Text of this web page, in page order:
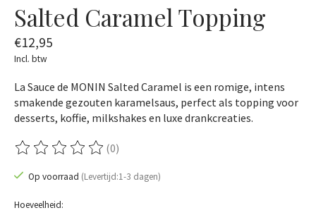
Salted Caramel Topping
€12,95
Incl. btw
La Sauce de MONIN Salted Caramel is een romige, intens
smakende gezouten karamelsaus, perfect als topping voor
desserts, koffie, milkshakes en luxe drankcreaties.
De beoordeling van dit product is
(0)
Op voorraad (Levertijd:1-3 dagen)
Hoeveelheid: